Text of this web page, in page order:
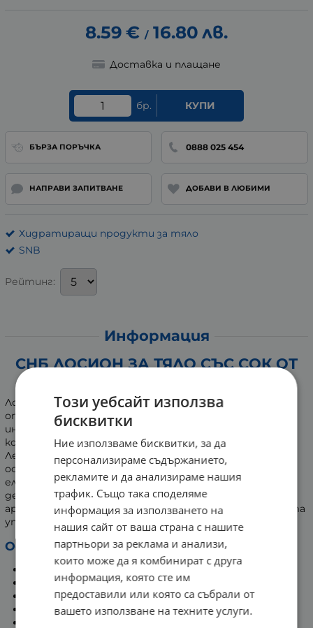
8.59 € / 16.80 лв.
Доставка и плащане
бр. КУПИ
БЪРЗА ПОРЪЧКА 0888 025 454
НАПРАВИ ЗАПИТВАНЕ ДОБАВИ В ЛЮБИМИ
Хидратиращи продукти за тяло
SNB
Рейтинг:
Информация
СНБ ЛОСИОН ЗА ТЯЛО СЪС СОК ОТ
Лосионът за тяло със сок от арония на SNB доставя
оптимална доза хидратация на кожата. Овлажнява
интензивно и регулира съдържанието на влага в
кожата, подобрява цялостно външния й вид и тонус.
Леката му текстура попива бързо след нанасяне и не
оставя мазни следи. Кожата видимо става по-
еластична и мека. След нанасянето му, оставя
деликатен ароматен завършек с плодови нотки на
арония, който пленява сетивата. Подходящ е за честа
употреба и за всеки тип кожа.
Основни предимства:
Регулира влагата в кожата.
Интензивно хидратира.
Попива бързо, без да омазнява излишно.
Подобрява тонуса и еластичността ѝ.
Този уебсайт използва
бисквитки
Ние използваме бисквитки, за да
персонализираме съдържанието,
рекламите и да анализираме нашия
трафик. Също така споделяме
информация за използването на
нашия сайт от ваша страна с нашите
партньори за реклама и анализи,
които може да я комбинират с друга
информация, която сте им
предоставили или която са събрали от
вашето използване на техните услуги.